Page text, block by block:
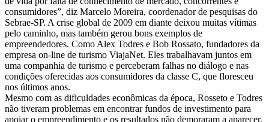
consumidores”, diz Marcelo Moreira, coordenador de pesquisas do
Sebrae-SP. A crise global de 2009 em diante deixou muitas vítimas
pelo caminho, mas também gerou bons exemplos de
empreendedores. Como Alex Todres e Bob Rossato, fundadores da
empresa on-line de turismo ViajaNet. Eles trabalhavam juntos em
uma companhia de turismo e perceberam falhas no diálogo e nas
condições oferecidas aos consumidores da classe C, que floresceu
nos últimos anos.
Mesmo com as dificuldades econômicas da época, Rosseto e Todres
não tiveram problemas em encontrar fundos de investimento para
apoiar o empreendimento e os resultados não demoraram a aparecer.